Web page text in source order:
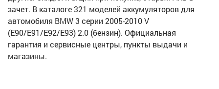
зачет. В каталоге 321 моделей аккумуляторов для
автомобиля BMW 3 серии 2005-2010 V
(E90/E91/E92/E93) 2.0 (бензин). Официальная
гарантия и сервисные центры, пункты выдачи и
магазины.